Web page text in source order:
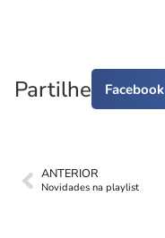
Partilhe Facebook
ANTERIOR
Novidades na playlist